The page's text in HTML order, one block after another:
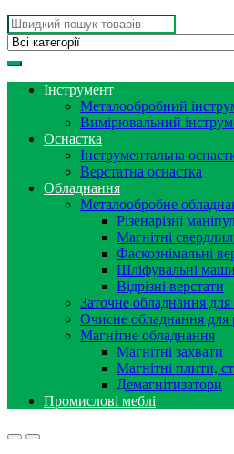
Search
for:
Інструмент
Металообробний
Вимірювальний
Оснастка
Інструментальна
Верстатна оснастка
Обладнання
Металообробне
Різенарізні
Магнітні
Фаскознімальні
Шліфувальні
Відрізні верстати
Заточне обладнання для
Очисне обладнання для
Магнітне обладнання
Магнітні захвати
Магнітні плити,
Демагнітизатори
Промислові меблі